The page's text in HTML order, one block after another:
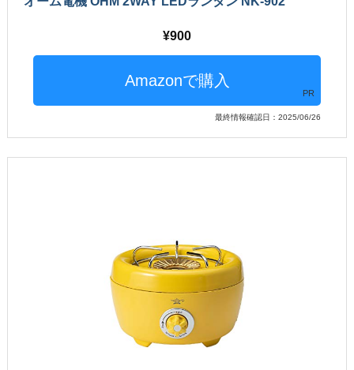
900
PR
最終情報確認日：2025/06/26